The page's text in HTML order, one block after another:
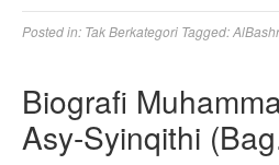
Posted in: Tak Berkategori Tagged:
Biografi
Asy-Syinqithi